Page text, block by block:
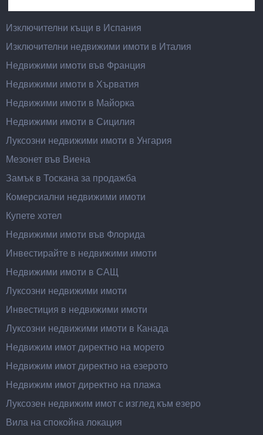
Изключителни къщи в Испания
Изключителни недвижими имоти в Италия
Недвижими имоти във Франция
Недвижими имоти в Хърватия
Недвижими имоти в Майорка
Недвижими имоти в Сицилия
Луксозни недвижими имоти в Унгария
Мезонет във Виена
Замък в Тоскана за продажба
Комерсиални недвижими имоти
Купете хотел
Недвижими имоти във Флорида
Инвестирайте в недвижими имоти
Недвижими имоти в САЩ
Луксозни недвижими имоти
Инвестиция в недвижими имоти
Луксозни недвижими имоти в Канада
Недвижим имот директно на морето
Недвижим имот директно на езерото
Недвижим имот директно на плажа
Луксозен недвижим имот с изглед към езеро
Вила на спокойна локация